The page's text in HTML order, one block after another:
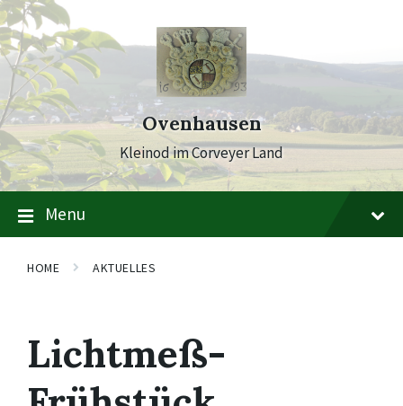
Skip
to
content
Skip
to
main
navigation
Skip
to
footer
Ovenhausen
Kleinod im Corveyer Land
Menu
HOME AKTUELLES
Lichtmeß-